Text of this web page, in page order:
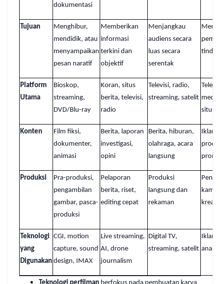
dokumentasi
Tujuan
Menghibur,
mendidik, atau
menyampaikan
pesan naratif
Memberikan
informasi
terkini dan
objektif
Menjangkau
audiens secara
luas secara
serentak
Platform
Utama
Bioskop,
streaming,
DVD/Blu-ray
Koran, situs
berita, televisi,
radio
Televisi, radio,
streaming, satelit
situs
Konten
Film fiksi,
dokumenter,
animasi
Berita, laporan
investigasi,
opini
Berita, hiburan,
olahraga, acara
langsung
Iklan
Produksi
Pra-produksi,
pengambilan
gambar, pasca-
produksi
Pelaporan
berita, riset,
editing cepat
Produksi
langsung dan
rekaman
kreatif
Teknologi
yang
Digunakan
CGI, motion
capture, sound
design, IMAX
Live streaming,
AI, drone
journalism
Digital TV,
streaming, satelit
Iklan